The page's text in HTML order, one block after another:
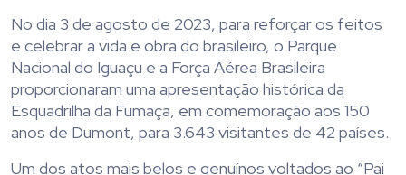
No dia 3 de agosto de 2023, para reforçar os feitos
e celebrar a vida e obra do brasileiro, o Parque
Nacional do Iguaçu e a Força Aérea Brasileira
proporcionaram uma apresentação histórica da
Esquadrilha da Fumaça, em comemoração aos 150
anos de Dumont, para 3.643 visitantes de 42 países.
Um dos atos mais belos e genuínos voltados ao “Pai